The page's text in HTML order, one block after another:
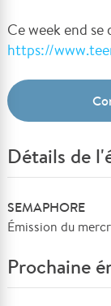
Ce week end se
https://
Détails de
SEMAPHORE
Émission du
Prochaine